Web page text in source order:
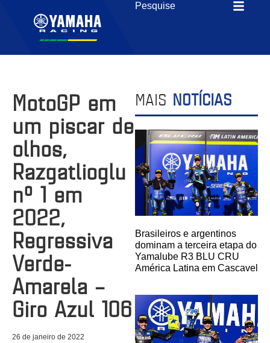
MotoGP em
um piscar de
olhos,
Razgatlioglu
nº 1 em
2022,
Regressiva
Verde-
Amarela –
Giro Azul 106
26 de janeiro de 2022
MAIS NOTÍCIAS
Brasileiros e argentinos
dominam a terceira etapa do
Yamalube R3 BLU CRU
América Latina em Cascavel